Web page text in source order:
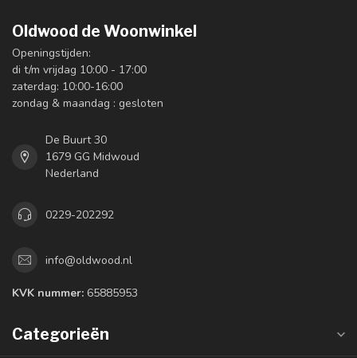
Oldwood de Woonwinkel
Openingstijden:
di t/m vrijdag 10:00 - 17:00
zaterdag: 10:00-16:00
zondag & maandag : gesloten
De Buurt 30
1679 GG Midwoud
Nederland
0229-202292
info@oldwood.nl
KVK nummer: 65885953
Categorieën